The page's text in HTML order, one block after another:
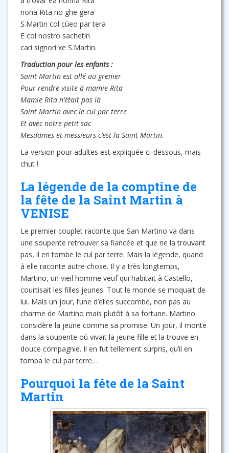
nona Rita no ghe gera
S.Martin col cùeo par tera
E col nostro sachetìn
cari signori xe S.Martin.
Traduction pour les enfants :
Saint Martin est allé au grenier
Pour rendre visite à mamie Rita
Mamie Rita n’était pas là
Saint Martin avec le cul par terre
Et avec notre petit sac
Mesdames et messieurs c’est la Saint Martin.
La version pour adultes est expliquée ci-dessous, mais
chut !
La légende de la comptine de
la fête de la Saint Martin à
VENISE
Le premier couplet raconte que San Martino va dans
une soupente retrouver sa fiancée et que ne la trouvant
pas, il en tombe le cul par terre. Mais la légende, quand
à elle raconte autre chose. Il y a très longtemps,
Martino, un vieil homme veuf qui habitait à Castello,
courtisait les filles jeunes. Tout le monde se moquait de
lui. Mais un jour, l’une d’elles succombe, non pas au
charme de Martino mais plutôt à sa fortune. Martino
considère la jeune comme sa promise. Un jour, il monte
dans la soupente où vivait la jeune fille et la trouve en
douce compagnie. Il en fut tellement surpris, qu’il en
tomba le cul par terre…
Pourquoi la fête de la Saint
Martin